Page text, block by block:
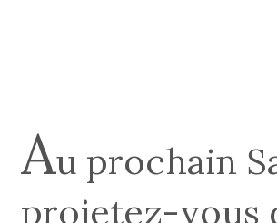
Au prochain
projetez-vous